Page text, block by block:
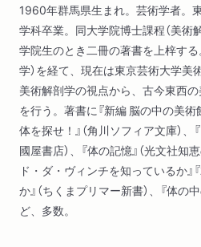
1960年群馬県生まれ。芸術学者。
学科卒業。同大学院博士課程（美術
学院生のとき二冊の著書を上梓す
学）を経て、現在は東京芸術大学美
美術解剖学の視点から、古今東西
を行う。著書に『新編 脳の中の美術
体を探せ！』（角川ソフィア文庫）、
國屋書店）、『体の記憶』（光文社知
ド・ダ・ヴィンチを知っているか』
か』（ちくまプリマー新書）、『体の
ど、多数。